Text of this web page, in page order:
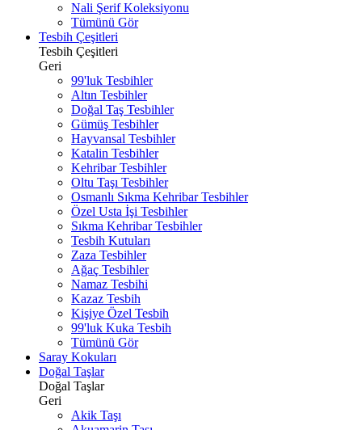
Nali Şerif Koleksiyonu
Tümünü Gör
Tesbih Çeşitleri
Tesbih Çeşitleri
Geri
99'luk Tesbihler
Altın Tesbihler
Doğal Taş Tesbihler
Gümüş Tesbihler
Hayvansal Tesbihler
Katalin Tesbihler
Kehribar Tesbihler
Oltu Taşı Tesbihler
Osmanlı Sıkma Kehribar Tesbihler
Özel Usta İşi Tesbihler
Sıkma Kehribar Tesbihler
Tesbih Kutuları
Zaza Tesbihler
Ağaç Tesbihler
Namaz Tesbihi
Kazaz Tesbih
Kişiye Özel Tesbih
99'luk Kuka Tesbih
Tümünü Gör
Saray Kokuları
Doğal Taşlar
Doğal Taşlar
Geri
Akik Taşı